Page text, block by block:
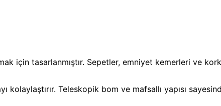
için tasarlanmıştır. Sepetler, emniyet kemerleri ve
kolaylaştırır. Teleskopik bom ve mafsallı yapısı